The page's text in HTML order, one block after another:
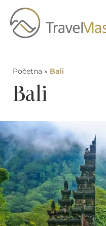
Početna » Bali
Bali